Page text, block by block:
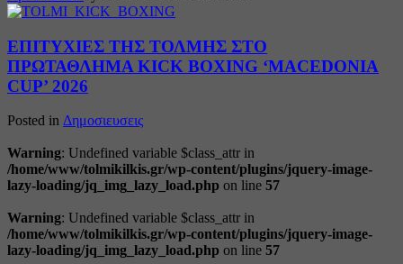
ΕΠΙΤΥΧΙΕΣ ΤΗΣ ΤΟΛΜΗΣ ΣΤΟ
ΠΡΩΤΑΘΛΗΜΑ KICK BOXING ‘MACEDONIA
CUP’ 2026
Posted in Δημοσιευσεις
Warning: Undefined variable $class_attr in
/home/www/tolmikilkis.gr/wp-content/plugins/jquery-image-
lazy-loading/jq_img_lazy_load.php on line 57
Warning: Undefined variable $class_attr in
/home/www/tolmikilkis.gr/wp-content/plugins/jquery-image-
lazy-loading/jq_img_lazy_load.php on line 57